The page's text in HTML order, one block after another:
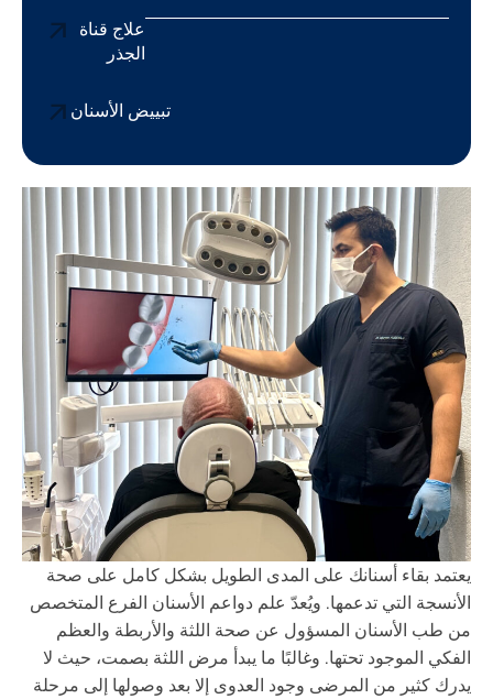
علاج قناة
الجذر
تبييض الأسنان
يعتمد بقاء أسنانك على المدى الطويل بشكل كامل على صحة
الأنسجة التي تدعمها. ويُعدّ علم دواعم الأسنان الفرع المتخصص
من طب الأسنان المسؤول عن صحة اللثة والأربطة والعظم
الفكي الموجود تحتها. وغالبًا ما يبدأ مرض اللثة بصمت، حيث لا
يدرك كثير من المرضى وجود العدوى إلا بعد وصولها إلى مرحلة